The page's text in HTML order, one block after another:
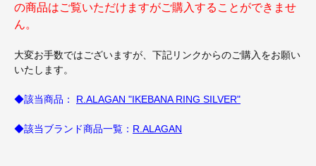
の商品はご覧いただけますがご購入することができませ
ん。
大変お手数ではございますが、下記リンクからのご購入をお願い
いたします。
◆該当商品： R.ALAGAN "IKEBANA RING SILVER"
◆該当ブランド商品一覧： R.ALAGAN